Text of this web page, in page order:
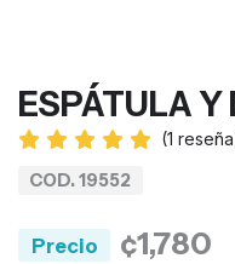
ESPÁTULA
(1
COD. 19552
Precio ¢1,780